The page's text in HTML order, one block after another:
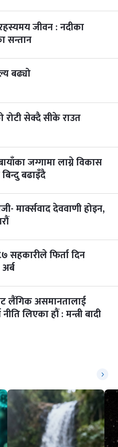
७ महिना बाँकी
जीवन : नदीका
सन्तान
बढ्यो
सेक्दै सीके राउत
जग्गामा लाग्ने विकास
बढाइँदै
मार्क्सवाद देववाणी होइन,
सहकारीले फिर्ता दिन
लैंगिक असमानतालाई
नीति लिएका हौं : मन्त्री बादी